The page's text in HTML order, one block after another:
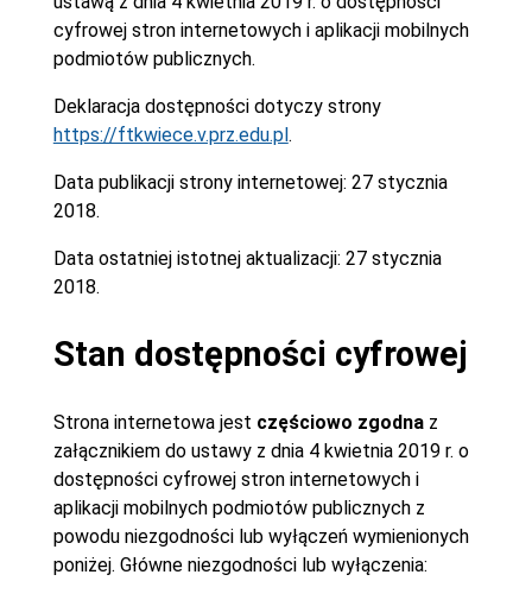
cyfrowej stron internetowych i aplikacji mobilnych
podmiotów publicznych.
Deklaracja dostępności dotyczy strony
https://ftkwiece.v.prz.edu.pl.
Data publikacji strony internetowej: 27 stycznia
2018.
Data ostatniej istotnej aktualizacji: 27 stycznia
2018.
Stan dostępności cyfrowej
Strona internetowa jest częściowo zgodna z
załącznikiem do ustawy z dnia 4 kwietnia 2019 r. o
dostępności cyfrowej stron internetowych i
aplikacji mobilnych podmiotów publicznych z
powodu niezgodności lub wyłączeń wymienionych
poniżej. Główne niezgodności lub wyłączenia: